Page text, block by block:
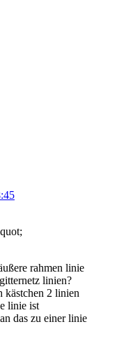
rahmen linie
linien?
kästchen 2 linien
linie ist
das zu einer linie